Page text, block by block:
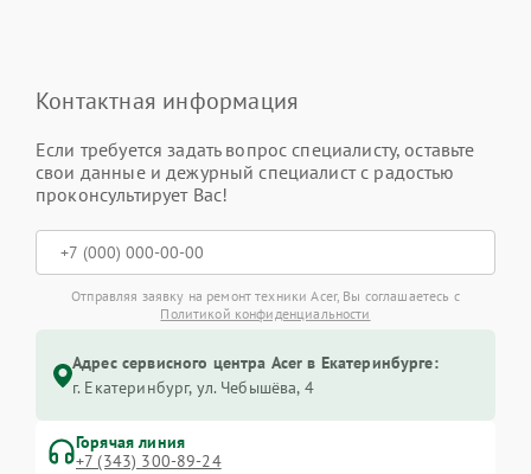
Контактная информация
Если требуется задать вопрос специалисту, оставьте
свои данные и дежурный специалист с радостью
проконсультирует Вас!
Отправляя заявку на ремонт техники Acer, Вы соглашаетесь с
Политикой конфиденциальности
Адрес сервисного центра Acer в Екатеринбурге:
г. Екатеринбург, ул. Чебышёва, 4
Горячая линия
+7 (343) 300-89-24